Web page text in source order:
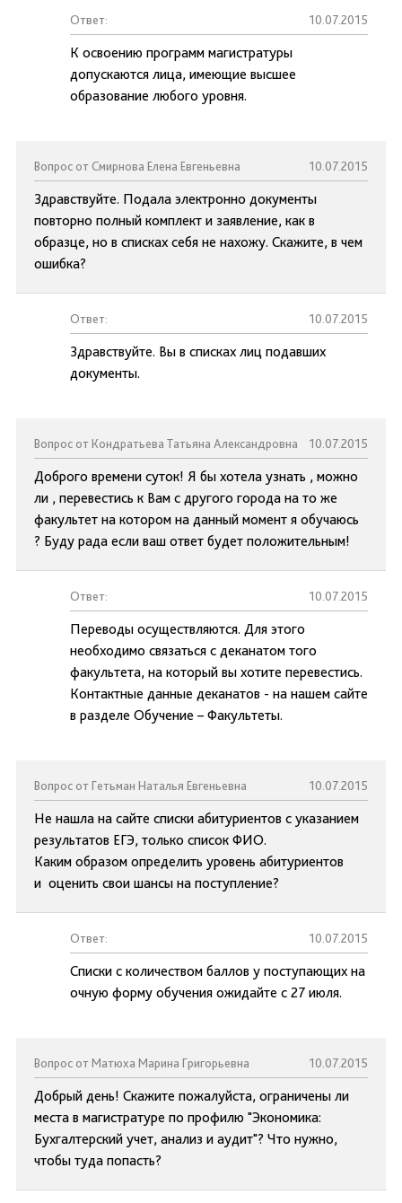
Ответ: 10.07.2015
К освоению программ магистратуры
допускаются лица, имеющие высшее
образование любого уровня.
Вопрос от Смирнова Елена Евгеньевна 10.07.2015
Здравствуйте. Подала электронно документы
повторно полный комплект и заявление, как в
образце, но в списках себя не нахожу. Скажите, в чем
ошибка?
Ответ: 10.07.2015
Здравствуйте. Вы в списках лиц подавших
документы.
Вопрос от Кондратьева Татьяна Александровна 10.07.2015
Доброго времени суток! Я бы хотела узнать , можно
ли , перевестись к Вам с другого города на то же
факультет на котором на данный момент я обучаюсь
? Буду рада если ваш ответ будет положительным!
Ответ: 10.07.2015
Переводы осуществляются. Для этого
необходимо связаться с деканатом того
факультета, на который вы хотите перевестись.
Контактные данные деканатов - на нашем сайте
в разделе Обучение – Факультеты.
Вопрос от Гетьман Наталья Евгеньевна 10.07.2015
Не нашла на сайте списки абитуриентов с указанием
результатов ЕГЭ, только список ФИО.
Каким образом определить уровень абитуриентов
и оценить свои шансы на поступление?
Ответ: 10.07.2015
Списки с количеством баллов у поступающих на
очную форму обучения ожидайте с 27 июля.
Вопрос от Матюха Марина Григорьевна 10.07.2015
Добрый день! Скажите пожалуйста, ограничены ли
места в магистратуре по профилю "Экономика:
Бухгалтерский учет, анализ и аудит"? Что нужно,
чтобы туда попасть?